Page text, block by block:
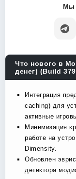
Мы
Что нового в
денег) (Build
Интеграция
caching) для
активные
Минимизация
работе на
Dimensity.
Обновлен
детектора